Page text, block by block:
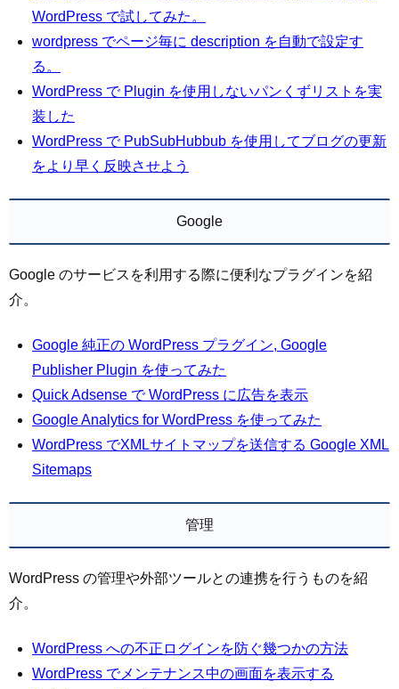
WordPress で試してみた。
wordpress でページ毎に description を自動で設定す
る。
WordPress で Plugin を使用しないパンくずリストを実
装した
WordPress で PubSubHubbub を使用してブログの更新
をより早く反映させよう
Google
Google のサービスを利用する際に便利なプラグインを紹
介。
Google 純正の WordPress プラグイン, Google
Publisher Plugin を使ってみた
Quick Adsense で WordPress に広告を表示
Google Analytics for WordPress を使ってみた
WordPress でXMLサイトマップを送信する Google XML
Sitemaps
管理
WordPress の管理や外部ツールとの連携を行うものを紹
介。
WordPress への不正ログインを防ぐ幾つかの方法
WordPress でメンテナンス中の画面を表示する